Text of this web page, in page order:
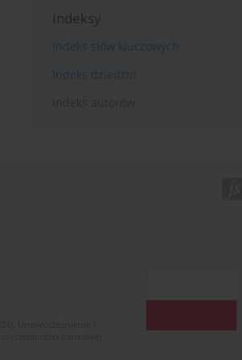
Indeksy
Indeks słów kluczowych
Indeks dziedzin
Indeks autorów